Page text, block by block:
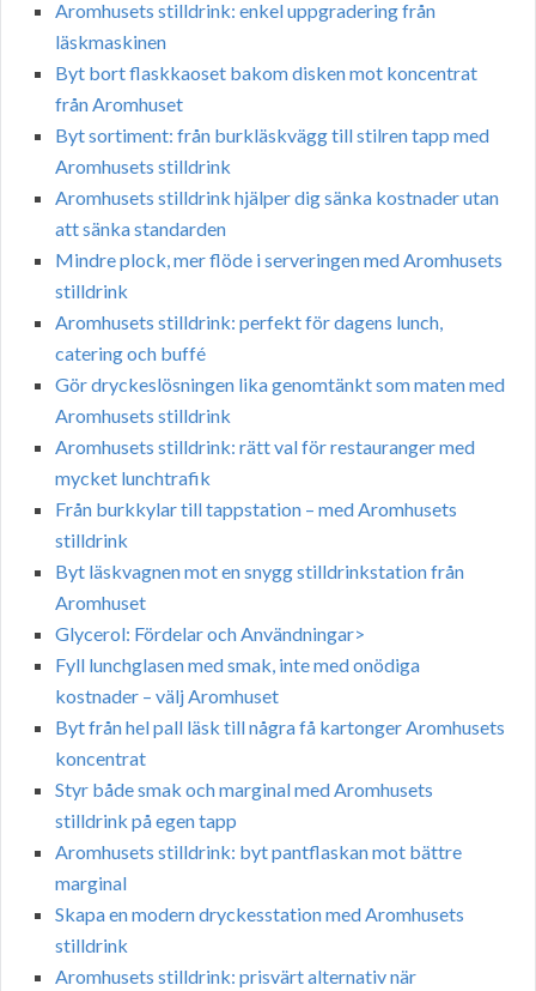
Aromhusets stilldrink: enkel uppgradering från
läskmaskinen
Byt bort flaskkaoset bakom disken mot koncentrat
från Aromhuset
Byt sortiment: från burkläskvägg till stilren tapp med
Aromhusets stilldrink
Aromhusets stilldrink hjälper dig sänka kostnader utan
att sänka standarden
Mindre plock, mer flöde i serveringen med Aromhusets
stilldrink
Aromhusets stilldrink: perfekt för dagens lunch,
catering och buffé
Gör dryckeslösningen lika genomtänkt som maten med
Aromhusets stilldrink
Aromhusets stilldrink: rätt val för restauranger med
mycket lunchtrafik
Från burkkylar till tappstation – med Aromhusets
stilldrink
Byt läskvagnen mot en snygg stilldrinkstation från
Aromhuset
Glycerol: Fördelar och Användningar>
Fyll lunchglasen med smak, inte med onödiga
kostnader – välj Aromhuset
Byt från hel pall läsk till några få kartonger Aromhusets
koncentrat
Styr både smak och marginal med Aromhusets
stilldrink på egen tapp
Aromhusets stilldrink: byt pantflaskan mot bättre
marginal
Skapa en modern dryckesstation med Aromhusets
stilldrink
Aromhusets stilldrink: prisvärt alternativ när